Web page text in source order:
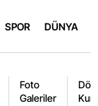
SPOR DÜNYA
Foto
Galeriler